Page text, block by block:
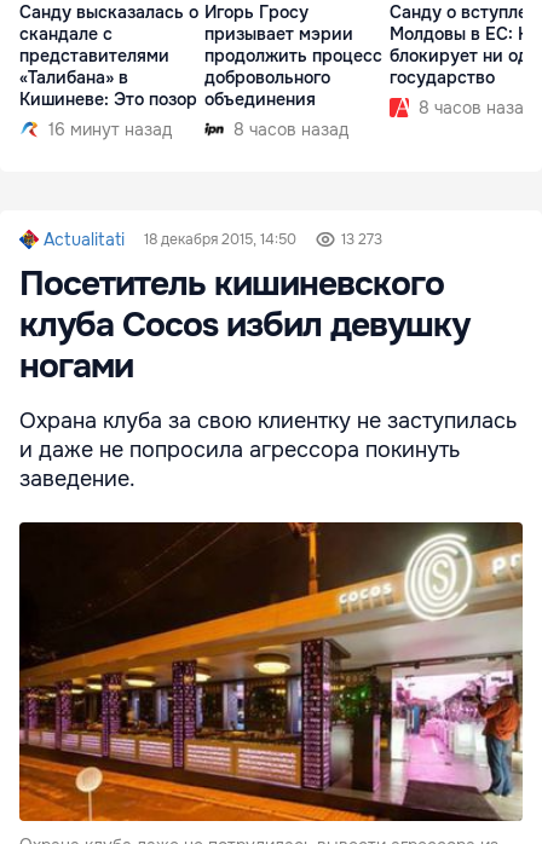
Санду высказалась о
скандале с
представителями
«Талибана» в
Кишиневе: Это позор
16 минут назад
Игорь Гросу
призывает мэрии
продолжить процесс
добровольного
объединения
8 часов назад
Санду о
Молдовы в ЕС:
блокирует ни
государство
8 часов назад
Actualitati 18 декабря 2015, 14:50 13 273
Посетитель кишиневского
клуба Cocos избил девушку
ногами
Охрана клуба за свою клиентку не заступилась
и даже не попросила агрессора покинуть
заведение.